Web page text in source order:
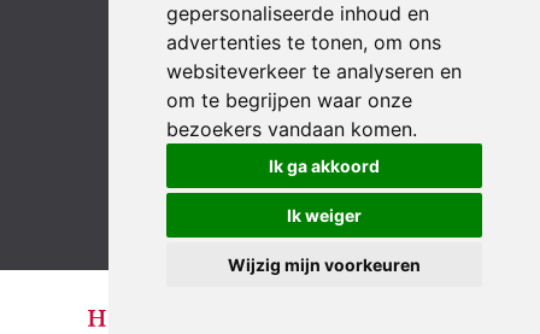
gepersonaliseerde inhoud en
advertenties te tonen, om ons
websiteverkeer te analyseren en
om te begrijpen waar onze
bezoekers vandaan komen.
Ik ga akkoord
Ik weiger
Wijzig mijn voorkeuren
LinkedIn YouTube InstagramFacebook